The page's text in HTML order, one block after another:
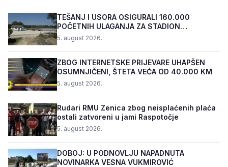
TEŠANJ I USORA OSIGURALI 160.000
POČETNIH ULAGANJA ZA STADION
„TOPOLIK“
5. august 2026.
ZBOG INTERNETSKE PRIJEVARE UHAPŠEN
OSUMNJIČENI, ŠTETA VEĆA OD 40.000 KM
5. august 2026.
Rudari RMU Zenica zbog neisplaćenih plaća
ostali zatvoreni u jami Raspotočje
5. august 2026.
DOBOJ: U PODNOVLJU NAPADNUTA
NOVINARKA VESNA VUKMIROVIĆ